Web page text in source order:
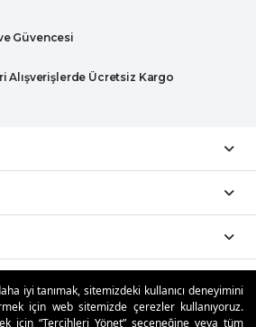
iyi tanımak, sitemizdeki kullanıcı deneyimini
için web sitemizde çerezler kullanıyoruz.
için “Tercihleri Yönet” seçeneğine veya tüm
Güvencesi
Alışverişlerde Ücretsiz Kargo